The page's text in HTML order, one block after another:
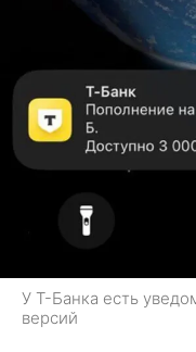
У Т-Банка есть
версий